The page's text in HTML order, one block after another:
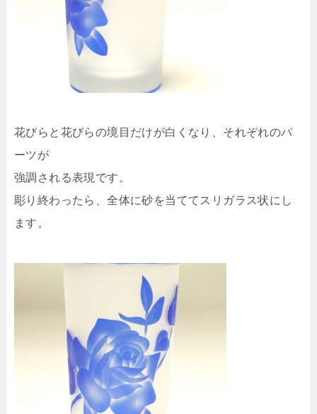
花びらと花びらの境目だけが白くなり、それぞれのパ
ーツが
強調される表現です。
彫り終わったら、全体に砂を当ててスリガラス状にし
ます。